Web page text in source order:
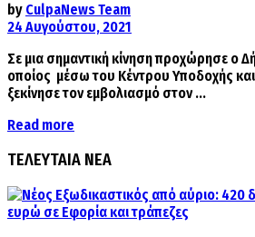
by CulpaNews Team
24 Αυγούστου, 2021
Σε μια σημαντική κίνηση προχώρησε ο
οποίος μέσω του Κέντρου Υποδοχής
ξεκίνησε τον εμβολιασμό στον ...
Read more
ΤΕΛΕΥΤΑΙΑ ΝΕΑ